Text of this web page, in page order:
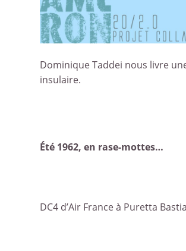
Dominique Taddei nous livre
insulaire.
Été 1962, en rase-mottes…
DC4 d’Air France à Puretta Bastia